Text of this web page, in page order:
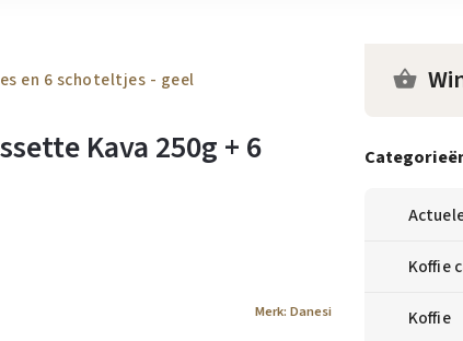
en 6 schoteltjes - geel
Koffie
Koffie
Kava 250g + 6
Merk: Danesi